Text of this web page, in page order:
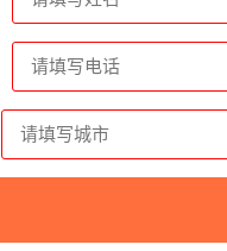
8-6 湖北的朱先生（
8-7 天津的林先生（
8-6 湖南的陈小姐（